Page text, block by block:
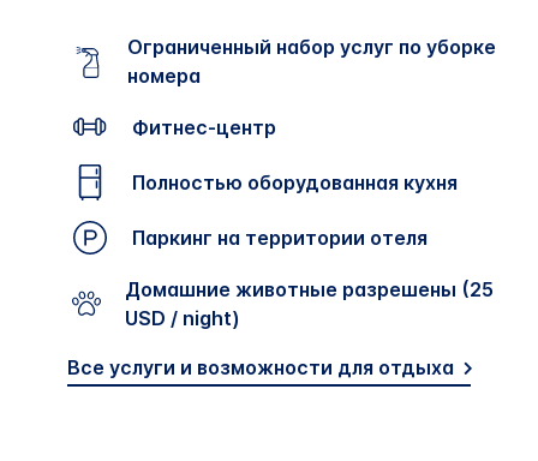
Ограниченный набор услуг по уборке
номера
Фитнес-центр
Полностью оборудованная кухня
Паркинг на территории отеля
Домашние животные разрешены (25
USD / night)
Все услуги и возможности для отдыха